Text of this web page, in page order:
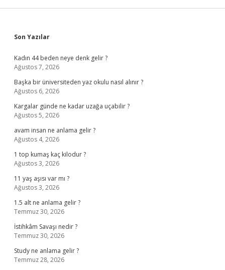
Sidebar
Son Yazılar
Kadın 44 beden neye denk gelir ?
Ağustos 7, 2026
Başka bir üniversiteden yaz okulu nasıl alınır ?
Ağustos 6, 2026
Kargalar günde ne kadar uzağa uçabilir ?
Ağustos 5, 2026
avam insan ne anlama gelir ?
Ağustos 4, 2026
1 top kumaş kaç kilodur ?
Ağustos 3, 2026
11 yaş aşısı var mı ?
Ağustos 3, 2026
1.5 alt ne anlama gelir ?
Temmuz 30, 2026
İstihkâm Savaşı nedir ?
Temmuz 30, 2026
Study ne anlama gelir ?
Temmuz 28, 2026